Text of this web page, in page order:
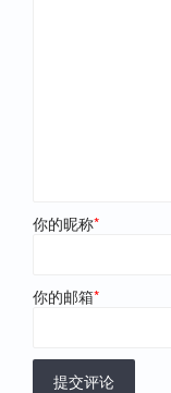
你的昵称*
你的邮箱*
提交评论